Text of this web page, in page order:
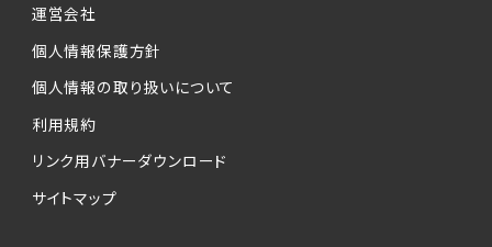
運営会社
個人情報保護方針
個人情報の取り扱いについて
利用規約
リンク用バナーダウンロード
サイトマップ